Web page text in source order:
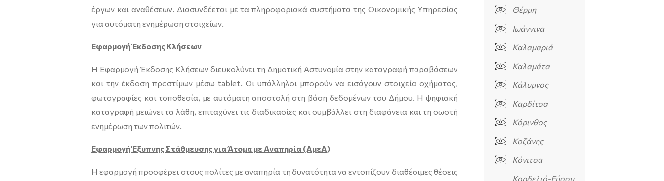
έργων και αναθέσεων. Διασυνδέεται με τα πληροφοριακά συστήματα της Οικονομικής Υπηρεσίας
για αυτόματη ενημέρωση στοιχείων.
Εφαρμογή Έκδοσης Κλήσεων
Η Εφαρμογή Έκδοσης Κλήσεων διευκολύνει τη Δημοτική Αστυνομία στην καταγραφή παραβάσεων
και την έκδοση προστίμων μέσω tablet. Οι υπάλληλοι μπορούν να εισάγουν στοιχεία οχήματος,
φωτογραφίες και τοποθεσία, με αυτόματη αποστολή στη βάση δεδομένων του Δήμου. Η ψηφιακή
καταγραφή μειώνει τα λάθη, επιταχύνει τις διαδικασίες και συμβάλλει στη διαφάνεια και τη σωστή
ενημέρωση των πολιτών.
Εφαρμογή Έξυπνης Στάθμευσης για Άτομα με Αναπηρία (ΑμεΑ)
Η εφαρμογή προσφέρει στους πολίτες με αναπηρία τη δυνατότητα να εντοπίζουν διαθέσιμες θέσεις
Θέρμη
Ιωάννινα
Καλαμαριά
Καλαμάτα
Κάλυμνος
Καρδίτσα
Κόρινθος
Κοζάνης
Κόνιτσα
Κορδελιό-Εύοσμ